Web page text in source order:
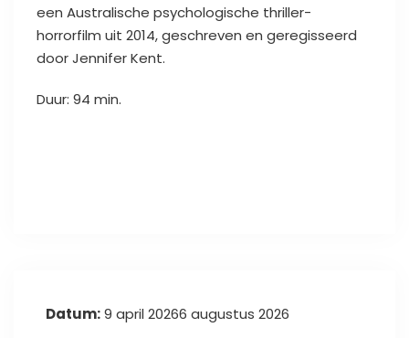
een Australische psychologische thriller-
horrorfilm uit 2014, geschreven en geregisseerd
door Jennifer Kent.
Duur: 94 min.
Datum:9 april 20266 augustus 2026